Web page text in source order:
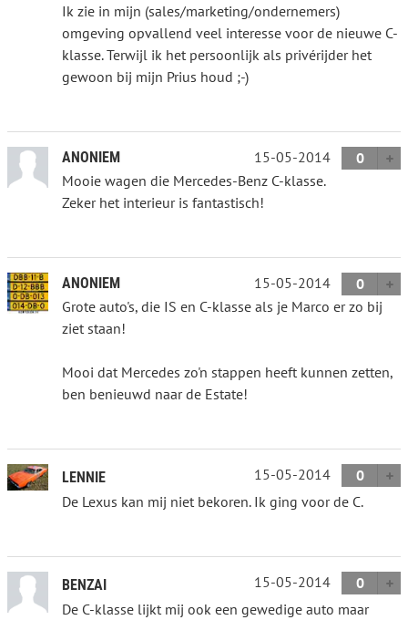
Ik zie in mijn (sales/marketing/ondernemers)
omgeving opvallend veel interesse voor de nieuwe C-
klasse. Terwijl ik het persoonlijk als privérijder het
gewoon bij mijn Prius houd ;-)
ANONIEM 15-05-2014
0
Mooie wagen die Mercedes-Benz C-klasse.
Zeker het interieur is fantastisch!
ANONIEM 15-05-2014
0
Grote auto's, die IS en C-klasse als je Marco er zo bij
ziet staan!
Mooi dat Mercedes zo'n stappen heeft kunnen zetten,
ben benieuwd naar de Estate!
LENNIE 15-05-2014
0
De Lexus kan mij niet bekoren. Ik ging voor de C.
BENZAI 15-05-2014
0
De C-klasse lijkt mij ook een gewedige auto maar